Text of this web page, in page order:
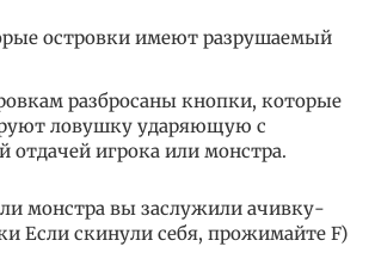
островки имеют разрушаемый
разбросаны кнопки, которые
ловушку ударяющую с
отдачей игрока или монстра.
монстра вы заслужили ачивку-
Если скинули себя, прожимайте F)